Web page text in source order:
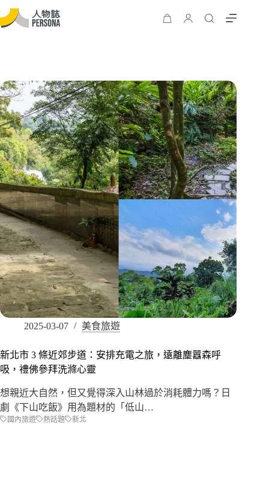
2025-03-07 美食旅遊
新北市 3 條近郊步道：安排充電之旅，遠離塵囂森呼
吸，禮佛參拜洗滌心靈
想親近大自然，但又覺得深入山林過於消耗體力嗎？日
劇《下山吃飯》用為題材的「低山…
國內旅遊 熱話題 新北